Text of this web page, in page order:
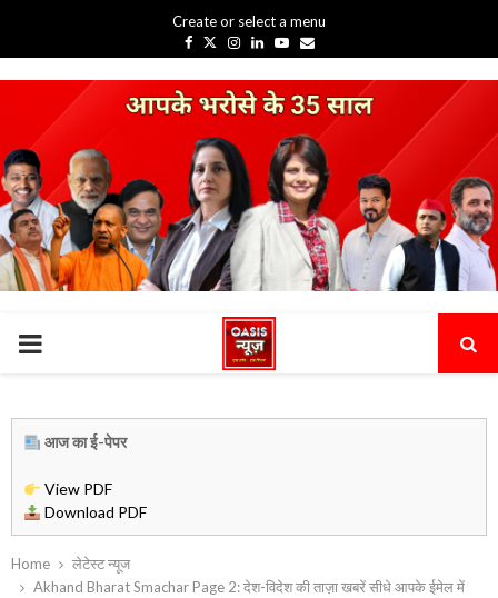
Create or select a menu
Facebook
TwitterInstagram
Linkedin
Youtube
Email
PRIMARY
Home
लेटेस्ट न्यूज
Akhand Bharat Smachar Page 2: देश-विदेश की ताज़ा खबरें सीधे आपके ईमेल में
आज का ई-पेपर
View PDF
Download PDF